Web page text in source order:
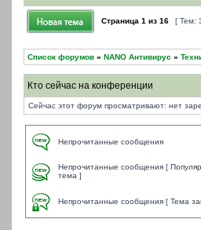
Страница 1 из 16 [ Тем:
Список форумов » NANO Антивирус »
Кто сейчас на конференции
Сейчас этот форум просматривают: нет
Непрочитанные сообщения
Непрочитанные сообщения [
тема ]
Непрочитанные сообщения [ Тема